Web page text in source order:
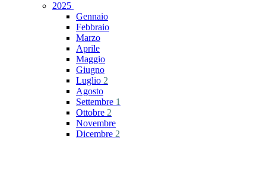
2025
Gennaio
Febbraio
Marzo
Aprile
Maggio
Giugno
Luglio 2
Agosto
Settembre 1
Ottobre 2
Novembre
Dicembre 2